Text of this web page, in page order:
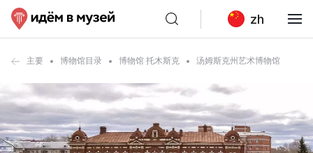
zh
主要 博物馆目录 博物馆 托木斯克 汤姆斯克州艺术博物馆